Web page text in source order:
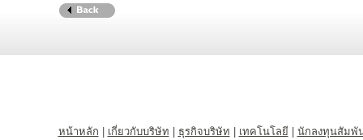
หน้าหลัก เกี่ยวกับบริษัท ธุรกิจบริษัท เทคโนโลยี นักลงทุนสัมพั